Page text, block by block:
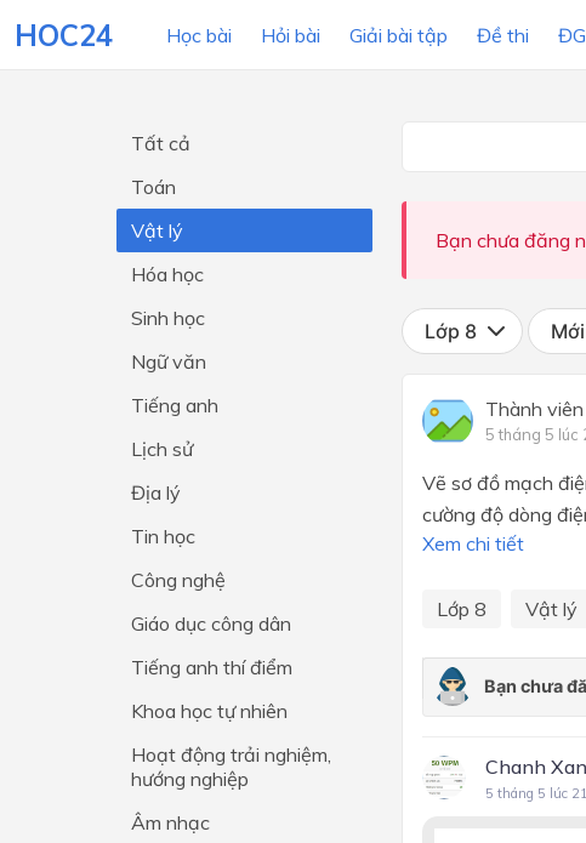
HOC24 Học bài Hỏi bài Giải bài tập Đề thi
LỚP HỌC
Lớp 12
Lớp 11
Lớp 10
Lớp 9
Lớp 8
Lớp 7
Lớp 6
Lớp 5
Lớp 4
Lớp 3
Lớp 2
Lớp 1
Tất cả
Toán
Vật lý
Hóa học
Sinh học
Ngữ văn
Tiếng anh
Lịch sử
Địa lý
Tin học
Công nghệ
Giáo dục công dân
Tiếng anh thí điểm
Khoa học tự nhiên
Hoạt động trải nghiệm,
hướng nghiệp
Âm nhạc
Bạn chưa đăng
Lớp 8
Thành
5 tháng 5 lúc
Vẽ sơ đồ mạch
cường độ dòng
Xem chi tiết
Lớp 8 Vật lý
Chanh
5 tháng 5 lúc